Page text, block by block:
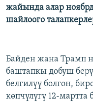
жайында алар
шайлоого
Байден жана Трамп
баштапкы добуш
белгилүү болгон,
көпчүлүгү 12-мартта